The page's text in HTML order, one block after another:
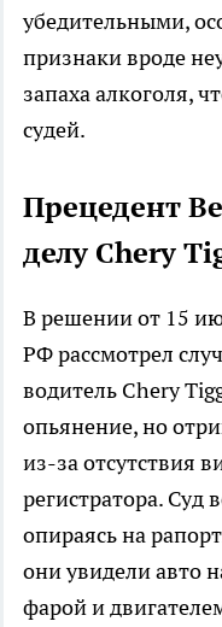
убедительными,
признаки вроде
запаха алкоголя,
судей.​
Прецедент
делу Chery
В решении от 15
РФ рассмотрел
водитель Chery
опьянение, но
из-за отсутствия
регистратора. Суд
опираясь на
они увидели авто
фарой и